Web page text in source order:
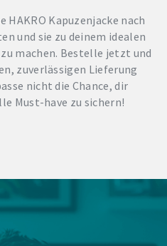
HAKRO Kapuzenjacke nach
und sie zu deinem idealen
machen. Bestelle jetzt und
zuverlässigen Lieferung
nicht die Chance, dir
Must-have zu sichern!